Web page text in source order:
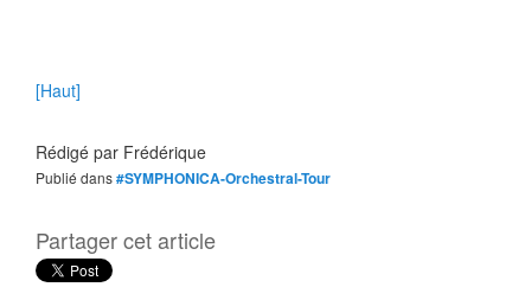
[Haut]
Rédigé par Frédérique
Publié dans#SYMPHONICA-Orchestral-Tour
Partager cet article